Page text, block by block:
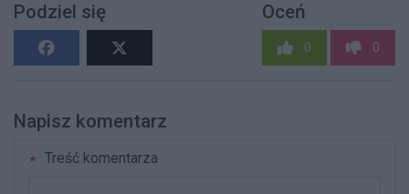
Podziel się Oceń
0 0
Napisz komentarz
Treść komentarza